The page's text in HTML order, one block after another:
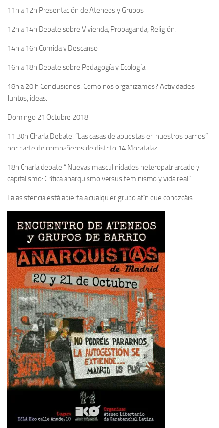
11h a 12h Presentación de Ateneos y Grupos
12h a 14h Debate sobre Vivienda, Propaganda, Religión,
14h a 16h Comida y Descanso
16h a 18h Debate sobre Pedagogía y Ecología
18h a 20 h Conclusiones: Como nos organizamos? Actividades
Juntos, ideas.
Domingo 21 Octubre 2018
11:30h Charla Debate: “Las casas de apuestas en nuestros barrios”
por parte de compañeros de distrito 14 Moratalaz
18h Charla debate “ Nuevas masculinidades heteropatriarcado y
capitalismo: Crítica anarquismo versus feminismo y vida real”
La asistencia está abierta a cualquier grupo afín que conozcáis.